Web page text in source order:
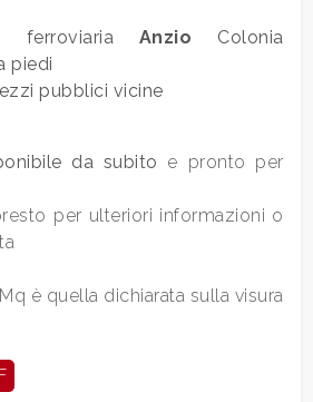
ferroviaria Anzio Colonia
piedi
pubblici vicine
da subito e pronto per
per ulteriori informazioni o
è quella dichiarata sulla visura
F